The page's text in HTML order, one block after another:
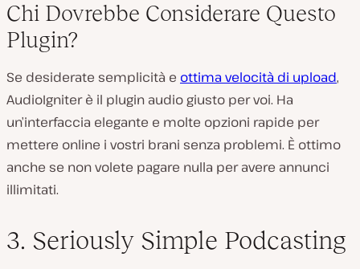
Chi Dovrebbe Considerare Questo
Plugin?
Se desiderate semplicità e ottima velocità di upload,
AudioIgniter è il plugin audio giusto per voi. Ha
un’interfaccia elegante e molte opzioni rapide per
mettere online i vostri brani senza problemi. È ottimo
anche se non volete pagare nulla per avere annunci
illimitati.
3. Seriously Simple Podcasting